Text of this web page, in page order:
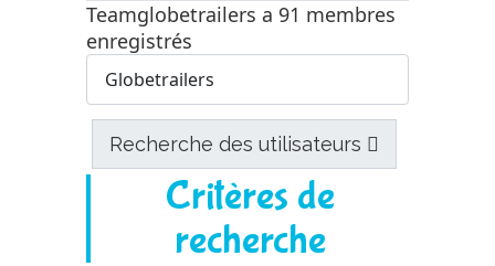
Teamglobetrailers a 91 membres
enregistrés
Recherche des utilisateurs
Critères de
recherche